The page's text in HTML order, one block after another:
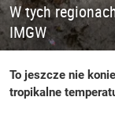
W tych
IMGW
To jeszcze nie
tropikalne